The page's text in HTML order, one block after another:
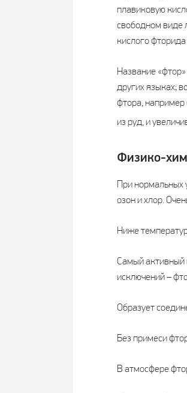
плавиковую
свободном виде
кислого
Название
других языках;
фтора, например
из руд, и
Физико-
При
озон и хлор.
Ниже
Самый активный
исключений –
Образует
Без примеси
В атмосфере